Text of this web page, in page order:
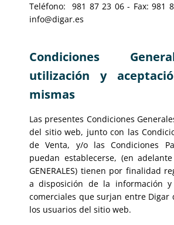
Teléfono: 981 87 23 06 - Fax: 981
info@digar.es
Condiciones
utilización y
mismas
Las presentes Condiciones
del sitio web, junto con las
de Venta, y/o las Condiciones
puedan establecerse, (en adelante
GENERALES) tienen por finalidad
a disposición de la información y
comerciales que surjan entre Digar
los usuarios del sitio web.